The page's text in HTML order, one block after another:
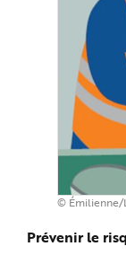
© Émilienne/
Prévenir le